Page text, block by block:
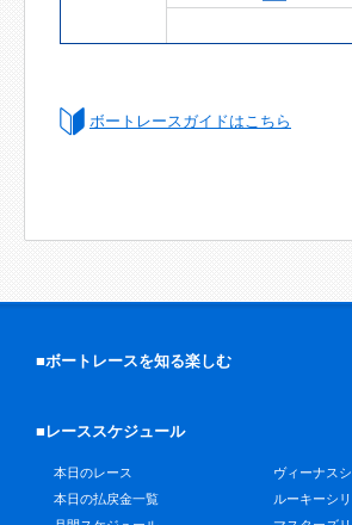
ボートレースガイドはこちら
■ボートレースを知る楽しむ
■レーススケジュール
本日のレース
本日の払戻金一覧
ヴィーナス
ルーキーシ